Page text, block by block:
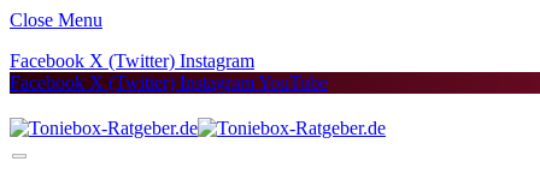
Close Menu
Facebook X (Twitter) Instagram
Facebook X (Twitter) InstagramYouTube